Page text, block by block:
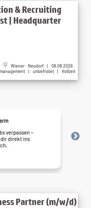
& Recruiting
| Headquarter
Wiener Neudorf | 08.08.2026
| unbefristet | Vollzeit
verpassen –
direkt ins
Partner (m/w/d)